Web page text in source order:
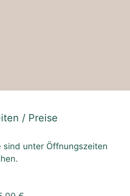
/ Preise
sind unter Öffnungszeiten